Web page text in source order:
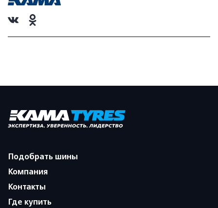
Подобрать шины
Компания
Контакты
Где купить